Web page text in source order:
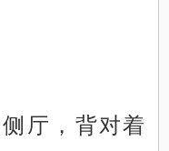
厅，背对着